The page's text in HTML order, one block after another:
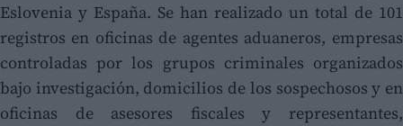
Eslovenia y España. Se han realizado un total de 101
registros en oficinas de agentes aduaneros, empresas
controladas por los grupos criminales organizados
bajo investigación, domicilios de los sospechosos y en
oficinas de asesores fiscales y representantes,